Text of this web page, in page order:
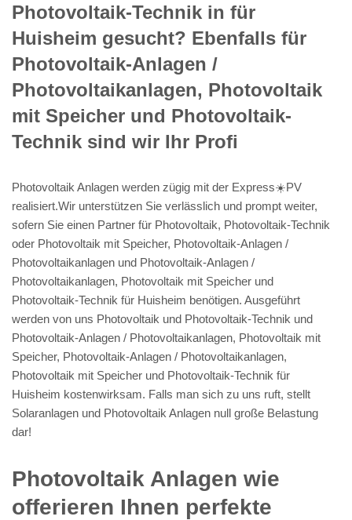
Photovoltaik-Technik in für
Huisheim gesucht? Ebenfalls für
Photovoltaik-Anlagen /
Photovoltaikanlagen, Photovoltaik
mit Speicher und Photovoltaik-
Technik sind wir Ihr Profi
Photovoltaik Anlagen werden zügig mit der Express☀️PV️
realisiert.Wir unterstützen Sie verlässlich und prompt weiter,
sofern Sie einen Partner für Photovoltaik, Photovoltaik-Technik
oder Photovoltaik mit Speicher, Photovoltaik-Anlagen /
Photovoltaikanlagen und Photovoltaik-Anlagen /
Photovoltaikanlagen, Photovoltaik mit Speicher und
Photovoltaik-Technik für Huisheim benötigen. Ausgeführt
werden von uns Photovoltaik und Photovoltaik-Technik und
Photovoltaik-Anlagen / Photovoltaikanlagen, Photovoltaik mit
Speicher, Photovoltaik-Anlagen / Photovoltaikanlagen,
Photovoltaik mit Speicher und Photovoltaik-Technik für
Huisheim kostenwirksam. Falls man sich zu uns ruft, stellt
Solaranlagen und Photovoltaik Anlagen null große Belastung
dar!
Photovoltaik Anlagen wie
offerieren Ihnen perfekte